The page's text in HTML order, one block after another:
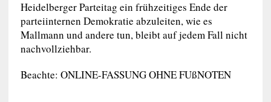
Heidelberger Parteitag ein frühzeitiges Ende der
parteiinternen Demokratie abzuleiten, wie es
Mallmann und andere tun, bleibt auf jedem Fall nicht
nachvollziehbar.
Beachte: ONLINE-FASSUNG OHNE FUßNOTEN